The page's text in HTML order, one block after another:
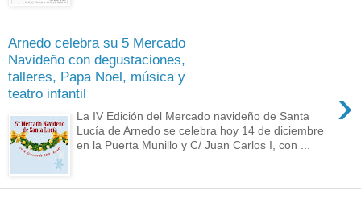
Arnedo celebra su 5 Mercado
Navideño con degustaciones,
talleres, Papa Noel, música y
teatro infantil
›
La IV Edición del Mercado navideño de Santa
Lucía de Arnedo se celebra hoy 14 de diciembre
en la Puerta Munillo y C/ Juan Carlos I, con ...